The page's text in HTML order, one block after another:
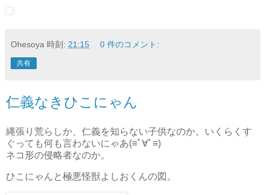
Ohesoya 時刻: 21:15 0 件のコメント:
共有
仁義なきひこにゃん
縄張り荒らしか、仁義を知らない子供なのか。いくらくす
ぐっても何も言わないにゃあ(≡ﾟ∀ﾟ≡)
ネコ形の侵略者なのか。
ひこにゃんと極悪怪獣よしおくんの図。